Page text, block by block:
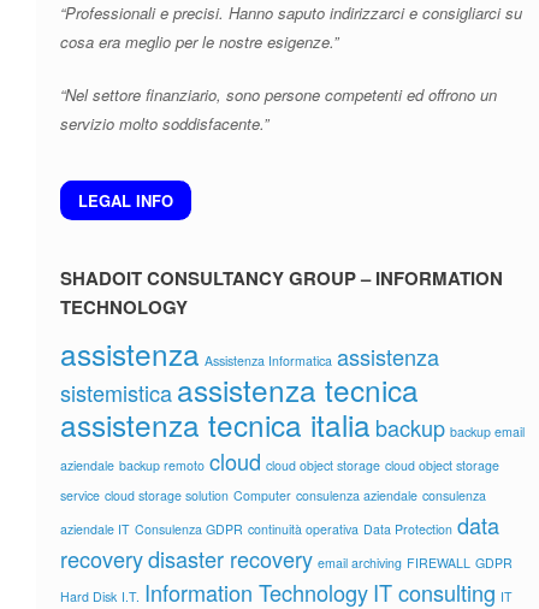
“Professionali e precisi. Hanno saputo indirizzarci e consigliarci su
cosa era meglio per le nostre esigenze.”
“Nel settore finanziario, sono persone competenti ed offrono un
servizio molto soddisfacente.”
LEGAL INFO
SHADOIT CONSULTANCY GROUP – INFORMATION
TECHNOLOGY
assistenza Assistenza Informatica assistenza
sistemisticaassistenza tecnica
assistenza tecnica italia backup backup email
aziendale backup remoto cloud cloud object storage cloud object storage
service cloud storage solution Computer consulenza aziendale consulenza
aziendale IT Consulenza GDPR continuità operativa Data Protection data
recoverydisaster recovery email archiving FIREWALL GDPR
Hard Disk I.T. Information TechnologyIT consulting IT